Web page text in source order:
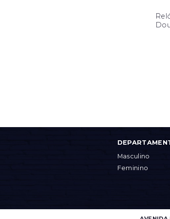
Masculino
Feminino